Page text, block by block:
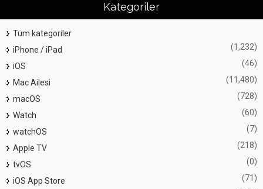
Kategoriler
Tüm kategoriler
iPhone / iPad
(1,232)
iOS (46)
Mac Ailesi (11,480)
macOS (728)
Watch (60)
watchOS (7)
Apple TV (218)
tvOS (0)
iOS App Store (71)